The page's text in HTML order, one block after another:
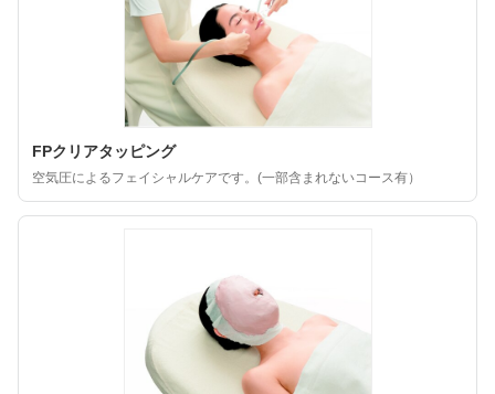
FPクリアタッピング
空気圧によるフェイシャルケアです。(一部含まれないコース有）